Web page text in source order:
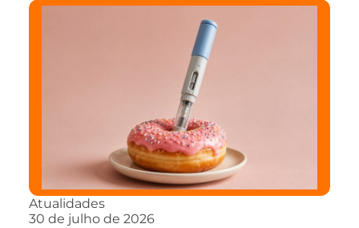
Atualidades
30 de julho de 2026